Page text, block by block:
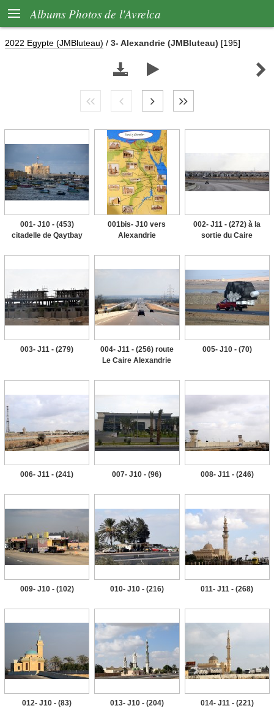
 Albums Photos de l'Avrelca
2022 Egypte (JMBluteau) / 3- Alexandrie (JMBluteau) [195]
  
001- J10 - (453)
citadelle de Qaytbay
001bis- J10 vers
Alexandrie
002- J11 - (272) à la
sortie du Caire
003- J11 - (279)
004- J11 - (256) route
Le Caire Alexandrie
005- J10 - (70)
006- J11 - (241) 007- J10 - (96) 008- J11 - (246)
009- J10 - (102) 010- J10 - (216) 011- J11 - (268)
012- J10 - (83) 013- J10 - (204) 014- J11 - (221)